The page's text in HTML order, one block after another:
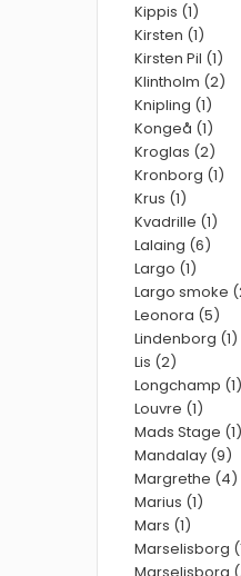
Kippis (1)
Kirsten (1)
Kirsten Pil (1)
Klintholm (2)
Knipling (1)
Kongeå (1)
Kroglas (2)
Kronborg (1)
Krus (1)
Kvadrille (1)
Lalaing (6)
Largo (1)
Largo smoke
Leonora (5)
Lindenborg (1)
Lis (2)
Longchamp (1)
Louvre (1)
Mads Stage (1)
Mandalay (9)
Margrethe (4)
Marius (1)
Mars (1)
Marselisborg